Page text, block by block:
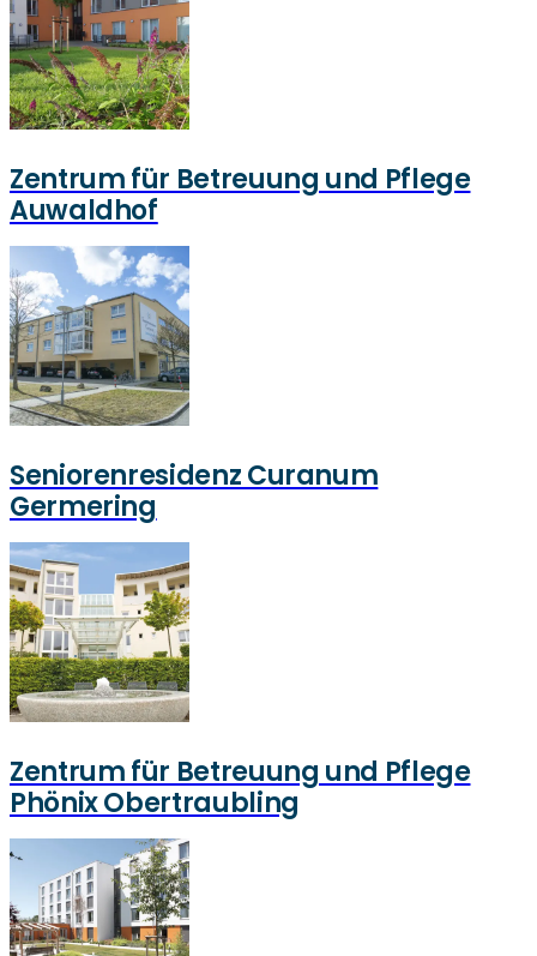
Zentrum für Betreuung und Pflege
Auwaldhof
Seniorenresidenz Curanum
Germering
Zentrum für Betreuung und Pflege
Phönix Obertraubling